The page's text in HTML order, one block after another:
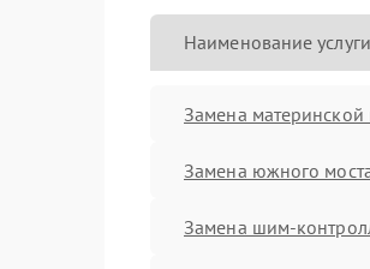
Наименование услуги
Замена материнской
Замена южного
Замена шим-